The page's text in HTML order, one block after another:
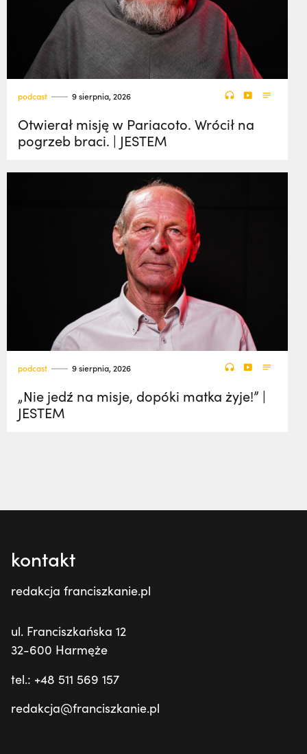
podcast 9 sierpnia, 2026
Otwierał misję w Pariacoto. Wrócił na
pogrzeb braci. | JESTEM
podcast 9 sierpnia, 2026
„Nie jedź na misje, dopóki matka żyje!” |
JESTEM
kontakt
redakcja franciszkanie.pl
ul. Franciszkańska 12
32-600 Harmęże
tel.: +48 511 569 157
redakcja@franciszkanie.pl